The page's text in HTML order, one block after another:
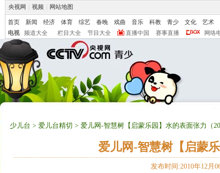
央视网 视频 网站地图
首页 新闻 经济 体育 综艺 春晚 戏曲 音乐 科教 青少 文化
艺术
电视
频道大全 栏目大全 节目大全 直播中国 赛事直播 网络
少儿台 > 爱儿台精切 > 爱儿网-智慧树【启蒙乐园】水的表面张力（
爱儿网-智慧树【启蒙
发布时间:2010年12月